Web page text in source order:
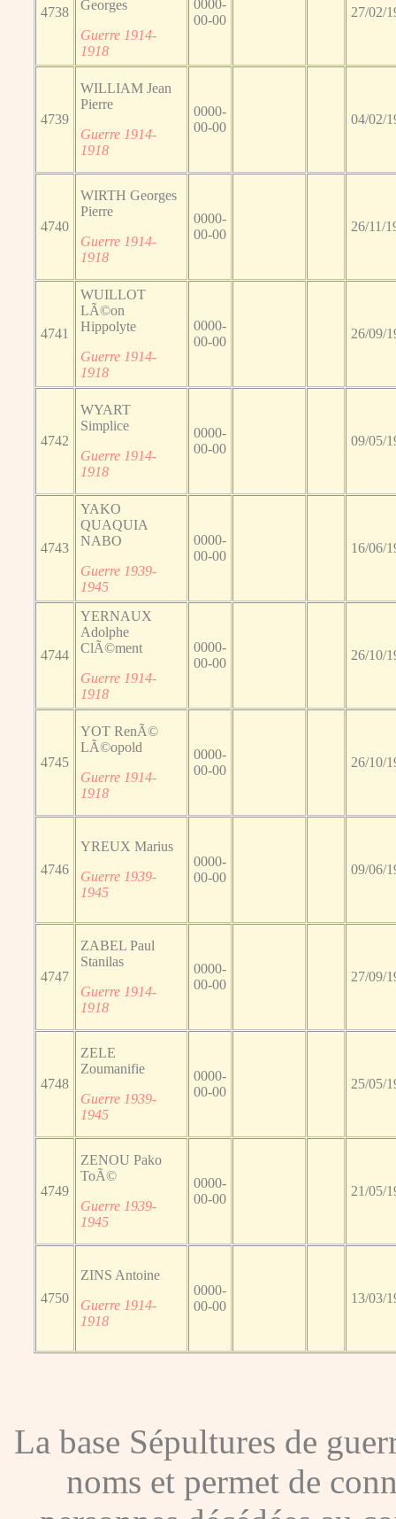
4738
Georges
Guerre 1914-
1918
0000-
00-00
27/02/
4739
WILLIAM Jean
Pierre
Guerre 1914-
1918
0000-
00-00
04/02/
4740
WIRTH Georges
Pierre
Guerre 1914-
1918
0000-
00-00
26/11/
4741
WUILLOT
LÃ©on
Hippolyte
Guerre 1914-
1918
0000-
00-00
26/09/
4742
WYART
Simplice
Guerre 1914-
1918
0000-
00-00
09/05/
4743
YAKO
QUAQUIA
NABO
Guerre 1939-
1945
0000-
00-00
16/06/
4744
YERNAUX
Adolphe
ClÃ©ment
Guerre 1914-
1918
0000-
00-00
26/10/
4745
YOT RenÃ©
LÃ©opold
Guerre 1914-
1918
0000-
00-00
26/10/
4746
YREUX Marius
Guerre 1939-
1945
0000-
00-00
09/06/
4747
ZABEL Paul
Stanilas
Guerre 1914-
1918
0000-
00-00
27/09/
4748
ZELE
Zoumanifie
Guerre 1939-
1945
0000-
00-00
25/05/
4749
ZENOU Pako
ToÃ©
Guerre 1939-
1945
0000-
00-00
21/05/
4750
ZINS Antoine
Guerre 1914-
1918
0000-
00-00
13/03/
La base Sépultures de
noms et permet de